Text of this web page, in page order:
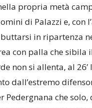
propria metà
di Palazzi e, con
in ripartenza
con palla che sibila
non si allenta, al
dall’estremo
Pedergnana che